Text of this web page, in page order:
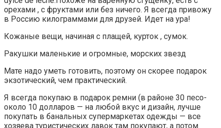
орехами , с фруктами или без ничего. Я всегда привожу
в Россию килограммами для друзей. Идет на ура!
Кожаные вещи, начиная с плащей, курток , сумок.
Ракушки маленькие и огромные, морских звезд
Мате надо уметь готовить, поэтому он скорее подарок
экзотический, чем практический.
Я всегда покупаю в подарок ремни (в районе 30 песо-
около 10 долларов — на любой вкус и дизайн, лучше
покупать в банальных супермаркетах одежды — все
хозяева туристических лавок там покупают, а потом